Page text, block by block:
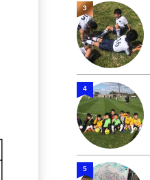
3
4
5